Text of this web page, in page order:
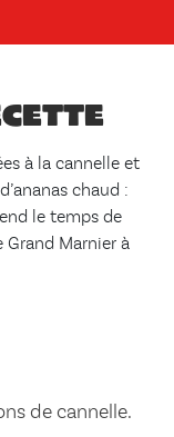
à la cannelle et
chaud :
le temps de
Grand Marnier à
de cannelle.